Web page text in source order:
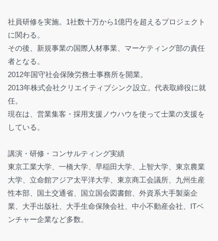
社員研修を実施。1社数十万から1億円を超えるプロジェクト
に関わる。
その後、新規事業の国際人材事業、マーケティング部の責任
者となる。
2012年国守社会保険労務士事務所を開業。
2013年株式会社クリエイティブシンク設立。代表取締役に就
任。
現在は、営業集客・採用支援ノウハウを使って士業の支援を
している。
講演・研修・コンサルティング実績
東京工業大学、一橋大学、早稲田大学、上智大学、東京農業
大学、立命館アジア太平洋大学、東京商工会議所、九州生産
性本部、国土交通省、国立国会図書館、外資系大手製薬企
業、大手出版社、大手生命保険会社、中小不動産会社、ITベ
ンチャー企業など多数。